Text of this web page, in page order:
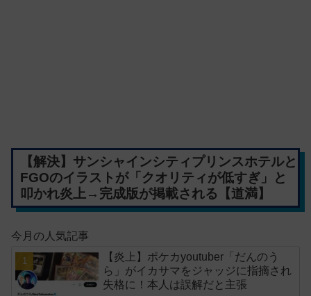
【解決】サンシャインシティプリンスホテルと
FGOのイラストが「クオリティが低すぎ」と
叩かれ炎上→完成版が掲載される【道満】
今月の人気記事
【炎上】ポケカyoutuber「だんのう
ら」がイカサマをジャッジに指摘され
失格に！本人は誤解だと主張